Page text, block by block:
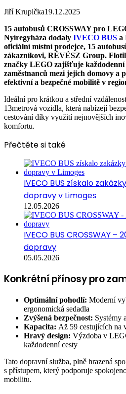
Jiří Krupička19.12.2025
15 autobusů CROSSWAY pro
Nyíregyháza dodaly IVECO BUS a
oficiální místní prodejce, 15
zákazníkovi, RÉVÉSZ Group.
značky LEGO zajišťuje
zaměstnanců mezi jejich domovy a
efektivní a bezpečné mobilitě v
Ideální pro krátkou a střední
13metrová vozidla, která nabízejí
cestování díky využití nejnovějších
komfortu.
Přečtěte si také
IVECO BUS získalo
dopravy v Limoges
12.05.2026
IVECO BUS CROSSWAY
dopravy
05.05.2026
Konkrétní přínosy pro
Optimální pohodlí: Moderní
ergonomická sedadla
Zvýšená bezpečnost: Systémy
Kapacita: Až 59 cestujících na
Hravý design: Výzdoba v
každodenní cesty
Tato dopravní služba, plně hrazená
s přístupem, který podporuje
mobilitu.